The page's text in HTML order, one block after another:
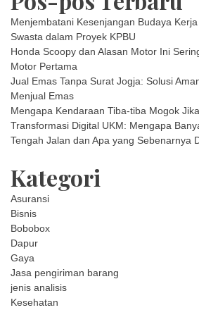
Menjembatani Kesenjangan Budaya
Swasta dalam Proyek KPBU
Honda Scoopy dan Alasan Motor Ini
Motor Pertama
Jual Emas Tanpa Surat Jogja: Solusi
Menjual Emas
Mengapa Kendaraan Tiba-tiba Mogok
Transformasi Digital UKM: Mengapa
Tengah Jalan dan Apa yang Sebenarnya
Kategori
Asuransi
Bisnis
Bobobox
Dapur
Gaya
Jasa pengiriman barang
jenis analisis
Kesehatan